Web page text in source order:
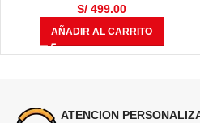
S/499.00
AÑADIR AL CARRITO
ATENCION